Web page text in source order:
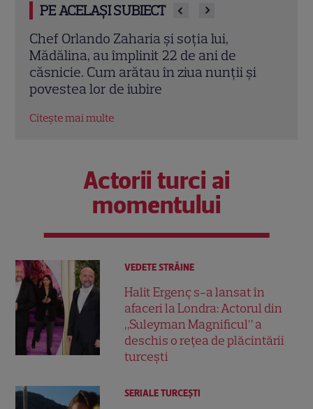
PE ACELAȘI SUBIECT
Cine este Cosmin Curticăpean, soțul
Laurei Cosoi. Afaceri, vârstă și povestea
de iubire care durează de peste 10 ani
Actorii turci ai
momentului
VEDETE STRĂINE
Halit Ergenç s-a lansat în
afaceri la Londra: Actorul din
„Suleyman Magnificul” a
deschis o rețea de plăcintării
turcești
SERIALE TURCEŞTI